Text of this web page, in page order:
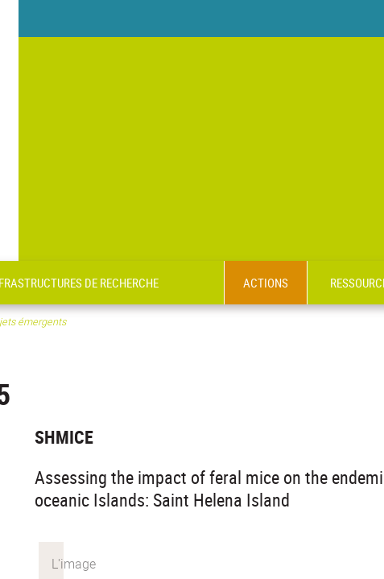
DE RECHERCHE ACTIONS
émergents
SHMICE
Assessing the impact of feral mice on the
oceanic Islands: Saint Helena Island